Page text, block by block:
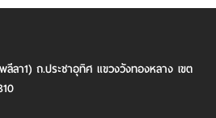
ลีลา1) ถ.ประชาอุทิศ แขวงวังทองหลาง เขต